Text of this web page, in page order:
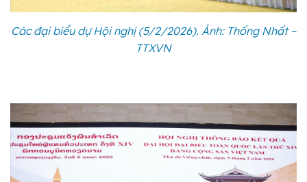
Các đại biểu dự Hội nghị (5/2/2026). Ảnh: Thống Nhất –
TTXVN